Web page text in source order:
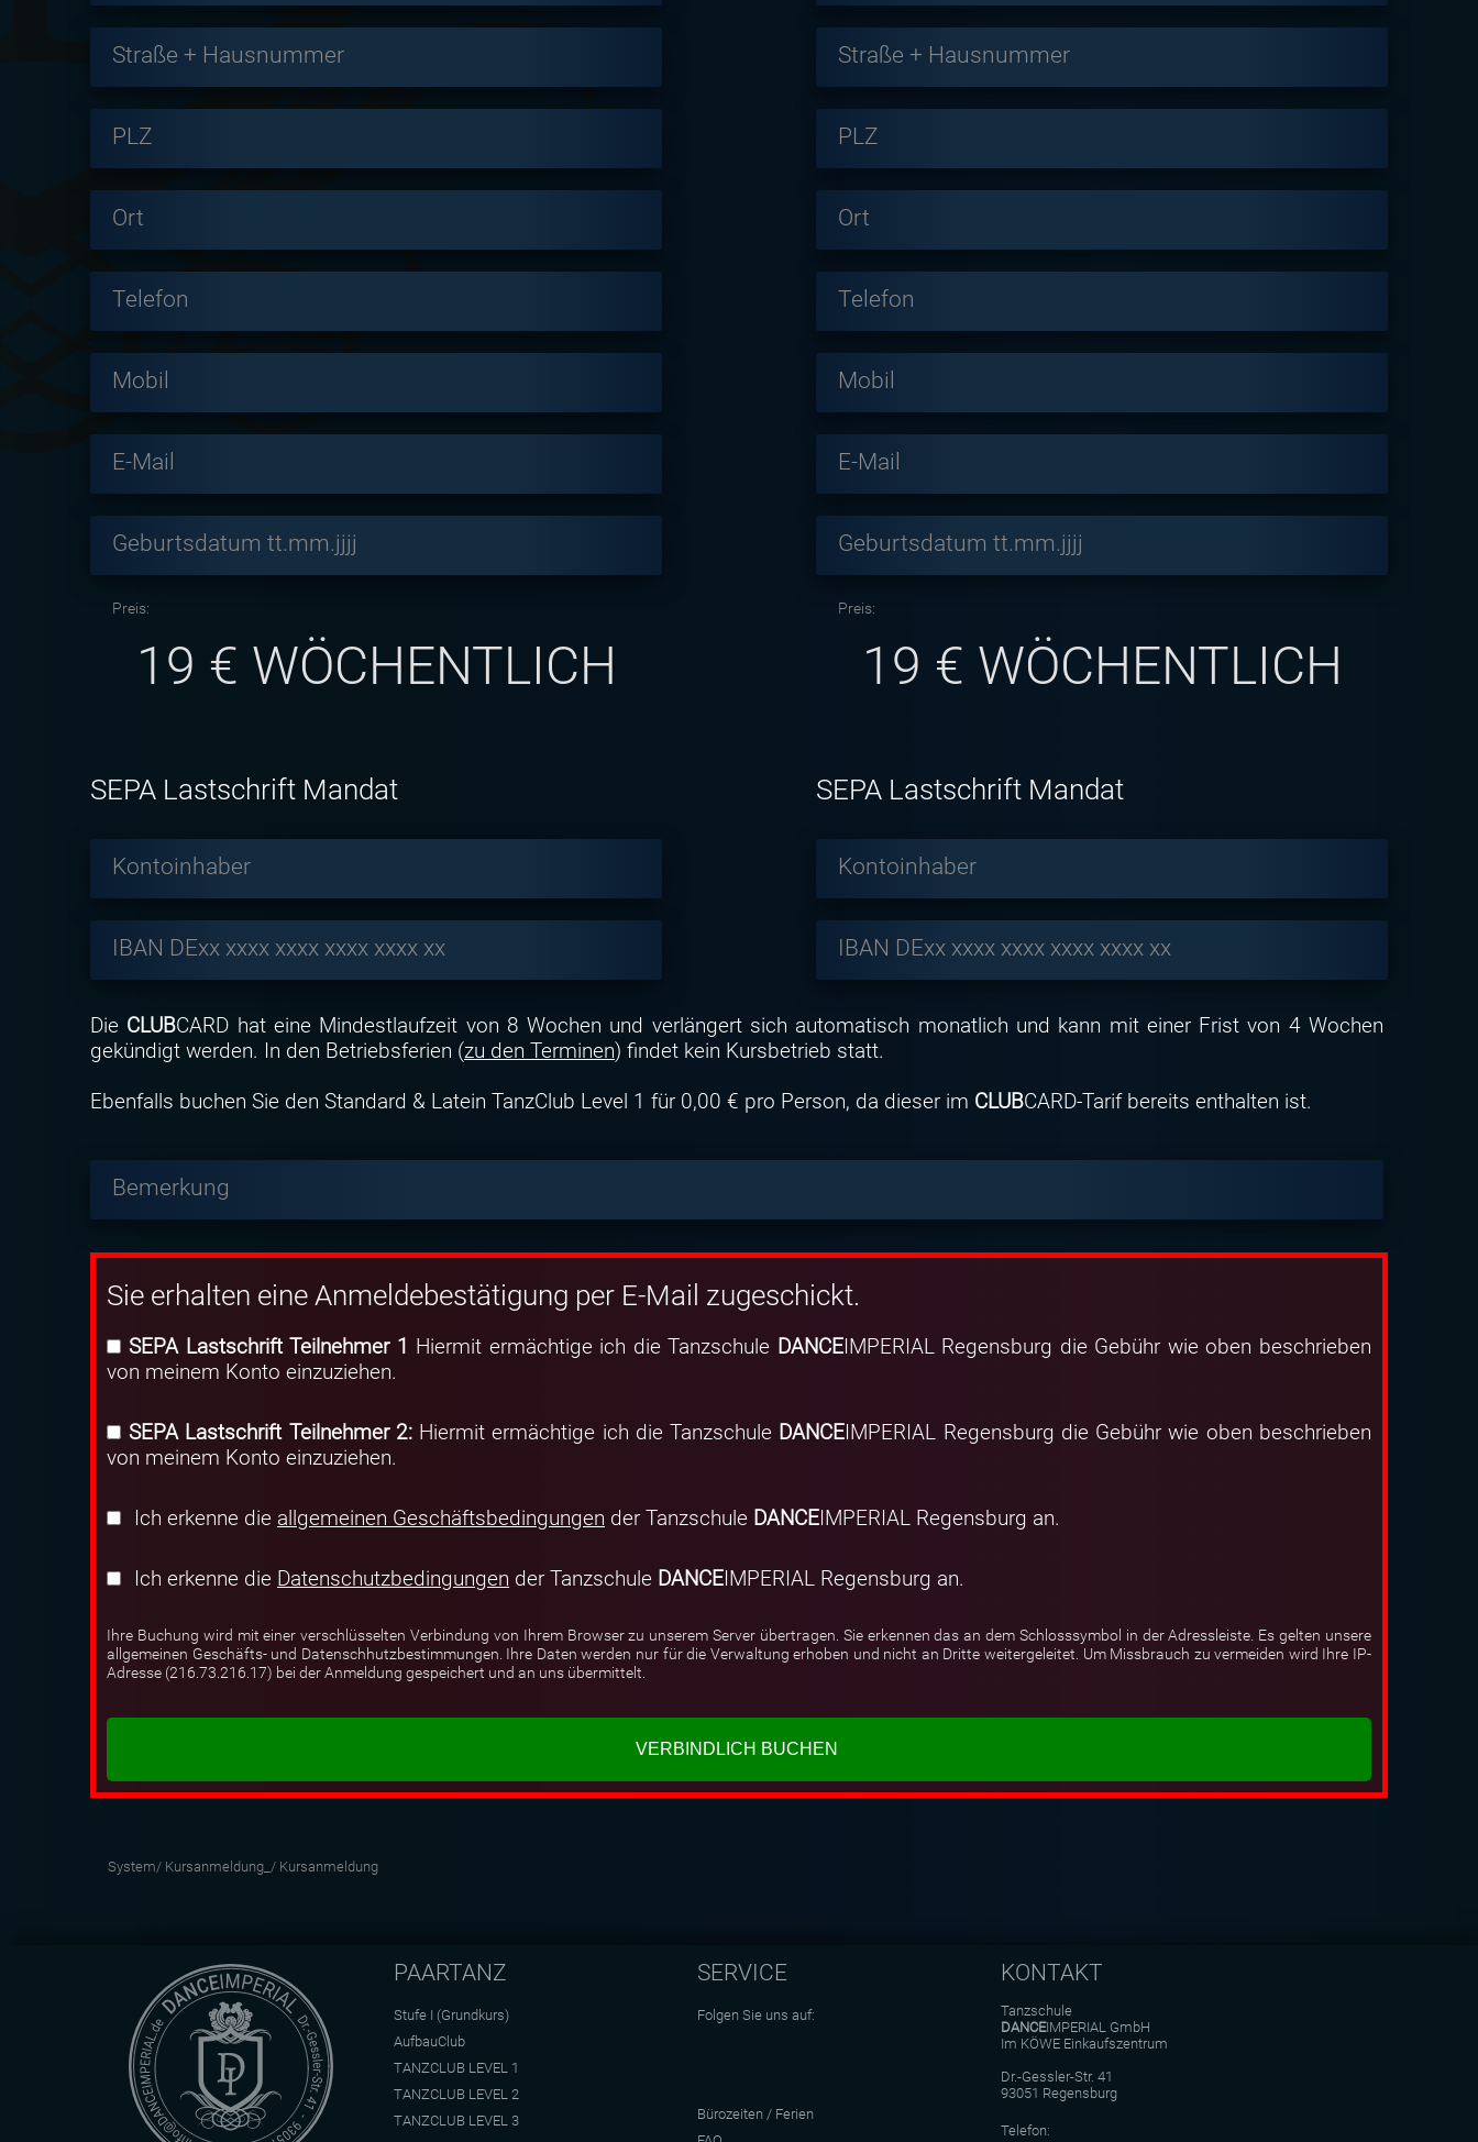
Straße + Hausnummer
PLZ
Ort
Telefon
Mobil
E-Mail
Geburtsdatum tt.mm.jjjj
Preis:
19 € WÖCHENTLICH
SEPA Lastschrift Mandat
Kontoinhaber
IBAN DExx xxxx xxxx xxxx xxxx xx
Straße + Hausnummer
PLZ
Ort
Telefon
Mobil
E-Mail
Geburtsdatum tt.mm.jjjj
Preis:
19 € WÖCHENTLICH
SEPA Lastschrift Mandat
Kontoinhaber
IBAN DExx xxxx xxxx xxxx xxxx xx
Die CLUBCARD hat eine Mindestlaufzeit von 8 Wochen und verlängert sich automatisch monatlich und kann mit einer Frist von 4 Wochen
gekündigt werden. In den Betriebsferien (zu den Terminen) findet kein Kursbetrieb statt.
Ebenfalls buchen Sie den Standard & Latein TanzClub Level 1 für 0,00 € pro Person, da dieser im CLUBCARD-Tarif bereits enthalten ist.
Bemerkung
Sie erhalten eine Anmeldebestätigung per E-Mail zugeschickt.
SEPA Lastschrift Teilnehmer 1 Hiermit ermächtige ich die Tanzschule DANCEIMPERIAL Regensburg die Gebühr wie oben beschrieben
von meinem Konto einzuziehen.
SEPA Lastschrift Teilnehmer 2:Hiermit ermächtige ich die Tanzschule DANCEIMPERIAL Regensburg die Gebühr wie oben beschrieben
von meinem Konto einzuziehen.
Ich erkenne die allgemeinen Geschäftsbedingungen der Tanzschule DANCEIMPERIAL Regensburg an.
Ich erkenne die Datenschutzbedingungen der Tanzschule DANCEIMPERIAL Regensburg an.
Ihre Buchung wird mit einer verschlüsselten Verbindung von Ihrem Browser zu unserem Server übertragen. Sie erkennen das an dem Schlosssymbol in der Adressleiste. Es gelten unsere
allgemeinen Geschäfts- und Datenschhutzbestimmungen. Ihre Daten werden nur für die Verwaltung erhoben und nicht an Dritte weitergeleitet. Um Missbrauch zu vermeiden wird Ihre IP-
Adresse (216.73.216.17) bei der Anmeldung gespeichert und an uns übermittelt.
System/ Kursanmeldung_/ Kursanmeldung
PAARTANZ
Stufe I (Grundkurs)
AufbauClub
TANZCLUB LEVEL 1
TANZCLUB LEVEL 2
TANZCLUB LEVEL 3
SERVICE
Folgen Sie uns auf:
Bürozeiten / Ferien
KONTAKT
Tanzschule
DANCEIMPERIAL GmbH
Im KÖWE Einkaufszentrum
Dr.-Gessler-Str. 41
93051 Regensburg
Telefon: